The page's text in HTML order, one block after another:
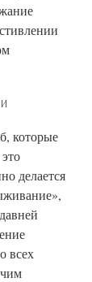
которые
делается
всех